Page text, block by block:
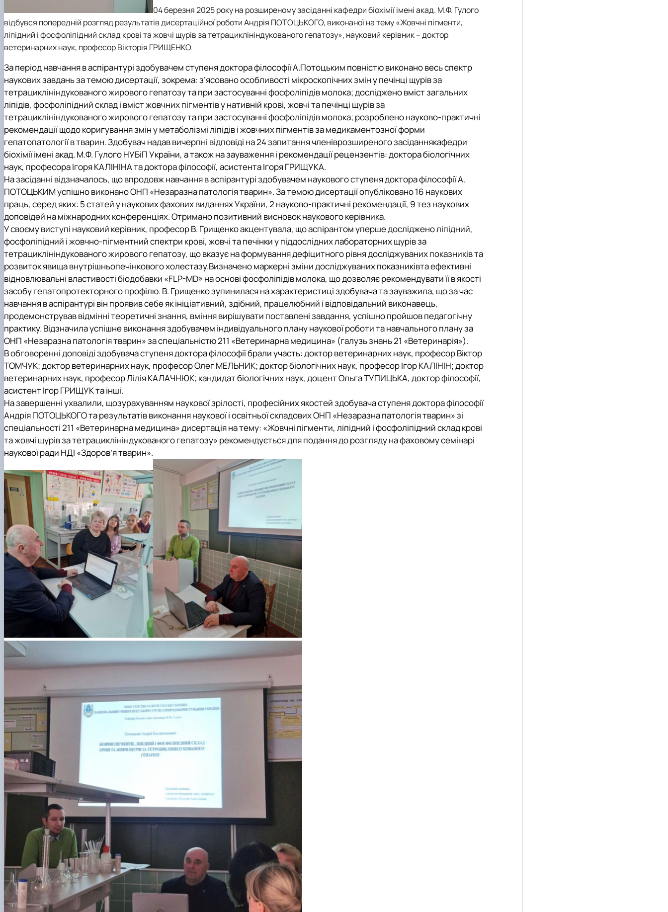
04 березня 2025 року на розширеному засіданні кафедри біохімії імені акад. М.Ф. Гулого
відбувся попередній розгляд результатів дисертаційної роботи Андрія ПОТОЦЬКОГО, виконаної на тему «Жовчні пігменти,
ліпідний і фосфоліпідний склад крові та жовчі щурів за тетрациклініндукованого гепатозу», науковий керівник – доктор
ветеринарних наук, професор Вікторія ГРИЩЕНКО.
За період навчання в аспірантурі здобувачем ступеня доктора філософії А.Потоцьким повністю виконано весь спектр
наукових завдань за темою дисертації, зокрема: з’ясовано особливості мікроскопічних змін у печінці щурів за
тетрациклініндукованого жирового гепатозу та при застосуванні фосфоліпідів молока; досліджено вміст загальних
ліпідів, фосфоліпідний склад і вміст жовчних пігментів у нативній крові, жовчі та печінці щурів за
тетрациклініндукованого жирового гепатозу та при застосуванні фосфоліпідів молока; розроблено науково-практичні
рекомендації щодо коригування змін у метаболізмі ліпідів і жовчних пігментів за медикаментозної форми
гепатопатології в тварин. Здобувач надав вичерпні відповіді на 24 запитання членіврозширеного засіданнякафедри
біохімії імені акад. М.Ф. Гулого НУБіП України, а також на зауваження і рекомендації рецензентів: доктора біологічних
наук, професора Ігоря КАЛІНІНА та доктора філософії, асистента Ігоря ГРИЩУКА.
На засіданні відзначалось, що впродовж навчання в аспірантурі здобувачем наукового ступеня доктора філософії А.
ПОТОЦЬКИМ успішно виконано ОНП «Незаразна патологія тварин».За темою дисертації опубліковано 16 наукових
праць, серед яких: 5 статей у наукових фахових виданнях України, 2 науково-практичні рекомендації, 9 тез наукових
доповідей на міжнародних конференціях. Отримано позитивний висновок наукового керівника.
У своєму виступі науковий керівник, професор В. Грищенко акцентувала, що аспірантом уперше досліджено ліпідний,
фосфоліпідний і жовчно-пігментний спектри крові, жовчі та печінки у піддослідних лабораторних щурів за
тетрациклініндукованого жирового гепатозу, що вказує на формування дефіцитного рівня досліджуваних показників та
розвиток явища внутрішньопечінкового холестазу.Визначено маркерні зміни досліджуваних показниківта ефективні
відновлювальні властивості біодобавки «FLP-MD» на основі фосфоліпідів молока, що дозволяє рекомендувати її в якості
засобу гепатопротекторного профілю. В. Грищенко зупинилася на характеристиці здобувача та зауважила, що за час
навчання в аспірантурі він проявив себе як ініціативний, здібний, працелюбний і відповідальний виконавець,
продемонстрував відмінні теоретичні знання, вміння вирішувати поставлені завдання, успішно пройшов педагогічну
практику. Відзначила успішне виконання здобувачем індивідуального плану наукової роботи та навчального плану за
ОНП «Незаразна патологія тварин» за спеціальністю 211 «Ветеринарна медицина» (галузь знань 21 «Ветеринарія»).
В обговоренні доповіді здобувача ступеня доктора філософії брали участь:доктор ветеринарних наук, професор Віктор
ТОМЧУК; доктор ветеринарних наук, професор Олег МЕЛЬНИК; доктор біологічних наук, професор Ігор КАЛІНІН; доктор
ветеринарних наук, професор Лілія КАЛАЧНЮК; кандидат біологічних наук, доцент Ольга ТУПИЦЬКА, доктор філософії,
асистент Ігор ГРИЩУК та інші.
На завершенні ухвалили, щозурахуванням наукової зрілості, професійних якостей здобувача ступеня доктора філософії
Андрія ПОТОЦЬКОГО та результатів виконання наукової і освітньої складових ОНП «Незаразна патологія тварин» зі
спеціальності 211 «Ветеринарна медицина» дисертація на тему: «Жовчні пігменти, ліпідний і фосфоліпідний склад крові
та жовчі щурів за тетрациклініндукованого гепатозу» рекомендується для подання до розгляду на фаховому семінарі
наукової ради НДІ «Здоров’я тварин».